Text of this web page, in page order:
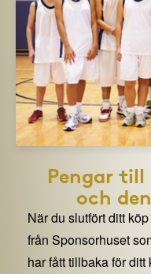
Pengar
och
När du slutfört ditt
från Sponsorhuset
har fått tillbaka för